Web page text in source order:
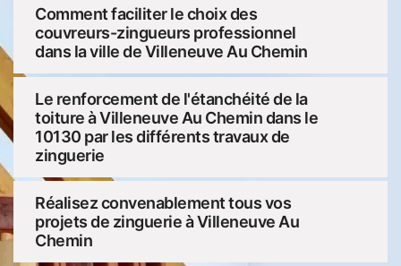
Comment faciliter le choix des
couvreurs-zingueurs professionnel
dans la ville de Villeneuve Au Chemin
Le renforcement de l'étanchéité de la
toiture à Villeneuve Au Chemin dans le
10130 par les différents travaux de
zinguerie
Réalisez convenablement tous vos
projets de zinguerie à Villeneuve Au
Chemin